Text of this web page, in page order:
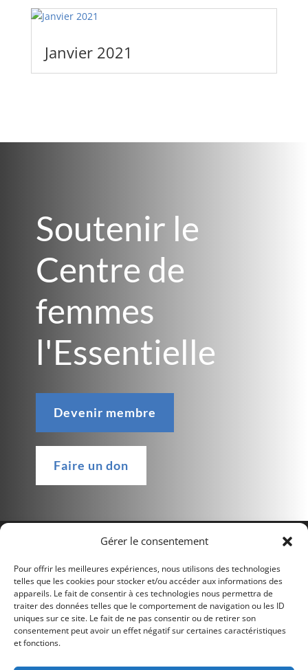
Gérer le consentement
Pour offrir les meilleures expériences, nous utilisons des technologies
telles que les cookies pour stocker et/ou accéder aux informations des
appareils. Le fait de consentir à ces technologies nous permettra de
traiter des données telles que le comportement de navigation ou les ID
uniques sur ce site. Le fait de ne pas consentir ou de retirer son
consentement peut avoir un effet négatif sur certaines caractéristiques
et fonctions.
Janvier 2021
Soutenir le
Centre de
femmes
l'Essentielle
Devenir membre
Faire un don